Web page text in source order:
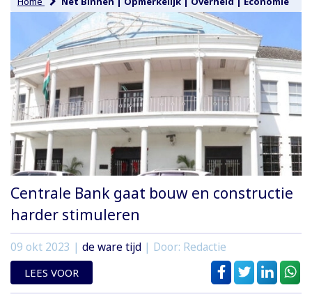
Centrale Bank gaat bouw en constructie
harder stimuleren
09 okt 2023 | de ware tijd | Door: Redactie
LEES VOOR